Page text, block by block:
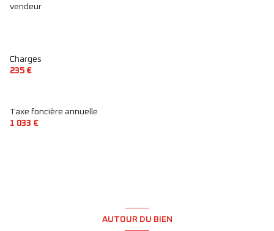
vendeur
Charges
235 €
Taxe foncière annuelle
1 033 €
AUTOUR DU BIEN